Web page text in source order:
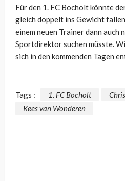
Für den 1. FC Bocholt könnte
gleich doppelt ins Gewicht
einem neuen Trainer dann auch
Sportdirektor suchen müsste.
sich in den kommenden Tagen
Tags : 1. FC Bocholt
Kees van Wonderen